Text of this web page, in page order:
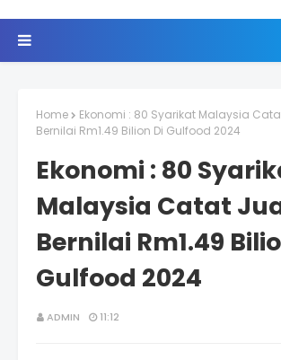
Home
Ekonomi : 80 Syarikat Malaysia
Bernilai Rm1.49 Bilion Di Gulfood 2024
Ekonomi : 80
Malaysia Catat
Bernilai Rm1.49
Gulfood 2024
ADMIN 11:12